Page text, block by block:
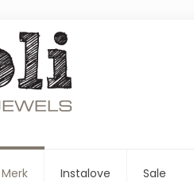
Instalove Sale